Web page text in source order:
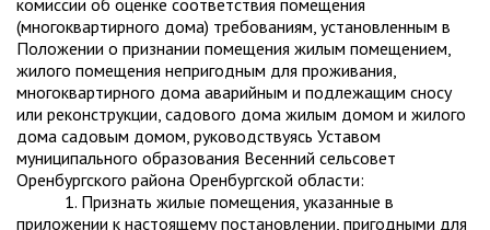
комиссии об оценке соответствия помещения
(многоквартирного дома) требованиям, установленным в
Положении о признании помещения жилым помещением,
жилого помещения непригодным для проживания,
многоквартирного дома аварийным и подлежащим сносу
или реконструкции, садового дома жилым домом и жилого
дома садовым домом, руководствуясь Уставом
муниципального образования Весенний сельсовет
Оренбургского района Оренбургской области:
1. Признать жилые помещения, указанные в
приложении к настоящему постановлении, пригодными для